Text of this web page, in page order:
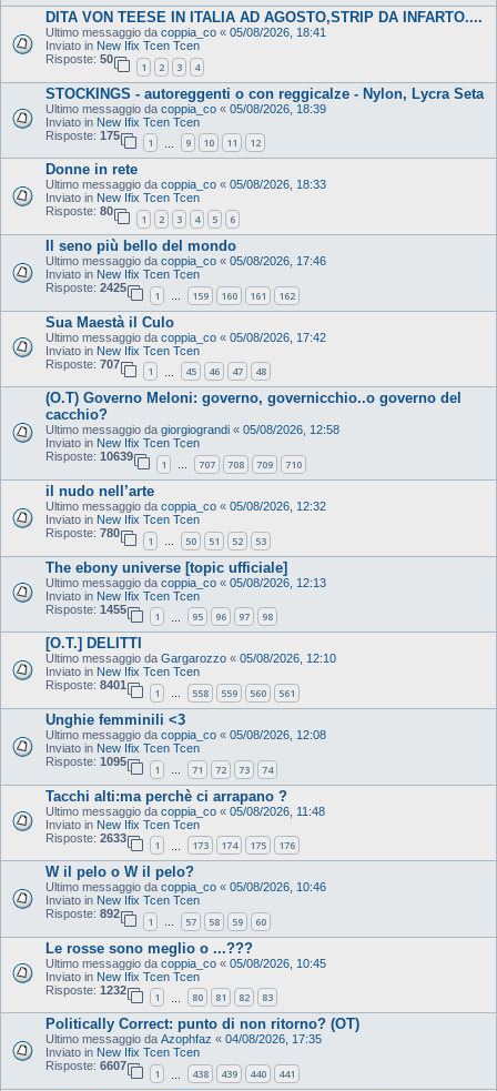
DITA VON TEESE IN ITALIA AD AGOSTO,STRIP DA INFARTO....
Ultimo messaggio da coppia_co « 05/08/2026, 18:41
Inviato in New Ifix Tcen Tcen
Risposte: 50
1 2 3 4
STOCKINGS - autoreggenti o con reggicalze - Nylon, Lycra Seta
Ultimo messaggio da coppia_co « 05/08/2026, 18:39
Inviato in New Ifix Tcen Tcen
Risposte: 175
1 9 10 11 12
Donne in rete
Ultimo messaggio da coppia_co « 05/08/2026, 18:33
Inviato in New Ifix Tcen Tcen
Risposte: 80
1 2 3 4 5 6
Il seno più bello del mondo
Ultimo messaggio da coppia_co « 05/08/2026, 17:46
Inviato in New Ifix Tcen Tcen
Risposte: 2425
1 … 159 160 161 162
Sua Maestà il Culo
Ultimo messaggio da coppia_co « 05/08/2026, 17:42
Inviato in New Ifix Tcen Tcen
Risposte: 707
1 45 46 47 48
(O.T) Governo Meloni: governo, governicchio..o governo del
cacchio?
Ultimo messaggio da giorgiograndi « 05/08/2026, 12:58
Inviato in New Ifix Tcen Tcen
Risposte: 10639
1 … 707 708 709 710
il nudo nell’arte
Ultimo messaggio da coppia_co « 05/08/2026, 12:32
Inviato in New Ifix Tcen Tcen
Risposte: 780
1 … 50 51 52 53
The ebony universe [topic ufficiale]
Ultimo messaggio da coppia_co « 05/08/2026, 12:13
Inviato in New Ifix Tcen Tcen
Risposte: 1455
1 95 96 97 98
[O.T.] DELITTI
Ultimo messaggio da Gargarozzo « 05/08/2026, 12:10
Inviato in New Ifix Tcen Tcen
Risposte: 8401
1 … 558 559 560 561
Unghie femminili <3
Ultimo messaggio da coppia_co « 05/08/2026, 12:08
Inviato in New Ifix Tcen Tcen
Risposte: 1095
1 71 72 73 74
Tacchi alti:ma perchè ci arrapano ?
Ultimo messaggio da coppia_co « 05/08/2026, 11:48
Inviato in New Ifix Tcen Tcen
Risposte: 2633
1 173 174 175 176
W il pelo o W il pelo?
Ultimo messaggio da coppia_co « 05/08/2026, 10:46
Inviato in New Ifix Tcen Tcen
Risposte: 892
1 … 57 58 59 60
Le rosse sono meglio o ...???
Ultimo messaggio da coppia_co « 05/08/2026, 10:45
Inviato in New Ifix Tcen Tcen
Risposte: 1232
1 80 81 82 83
Politically Correct: punto di non ritorno? (OT)
Ultimo messaggio da Azophfaz « 04/08/2026, 17:35
Inviato in New Ifix Tcen Tcen
Risposte: 6607
1 438 439 440 441